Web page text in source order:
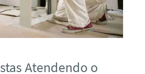
Atendendo o